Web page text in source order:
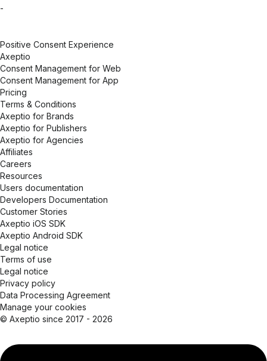
-
Positive Consent Experience
Axeptio
Consent Management for Web
Consent Management for App
Pricing
Terms & Conditions
Axeptio for Brands
Axeptio for Publishers
Axeptio for Agencies
Affiliates
Careers
Resources
Users documentation
Developers Documentation
Customer Stories
Axeptio iOS SDK
Axeptio Android SDK
Legal notice
Terms of use
Legal notice
Privacy policy
Data Processing Agreement
Manage your cookies
© Axeptio since 2017 - 2026